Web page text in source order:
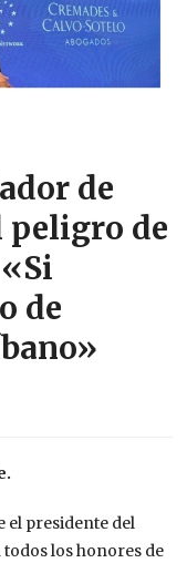
de
peligro de
de
el presidente del
los honores de